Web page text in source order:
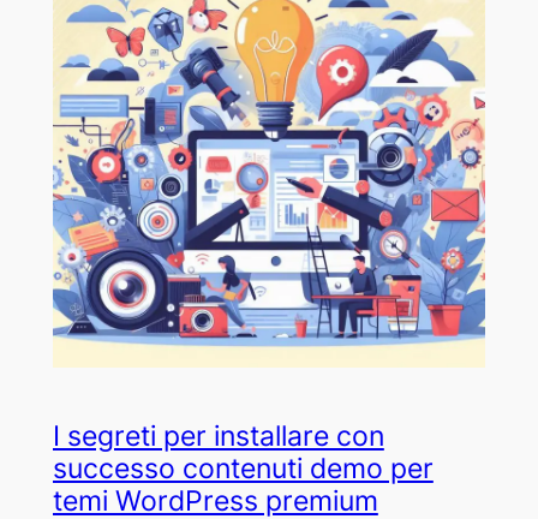
I segreti per installare con
successo contenuti demo per
temi WordPress premium